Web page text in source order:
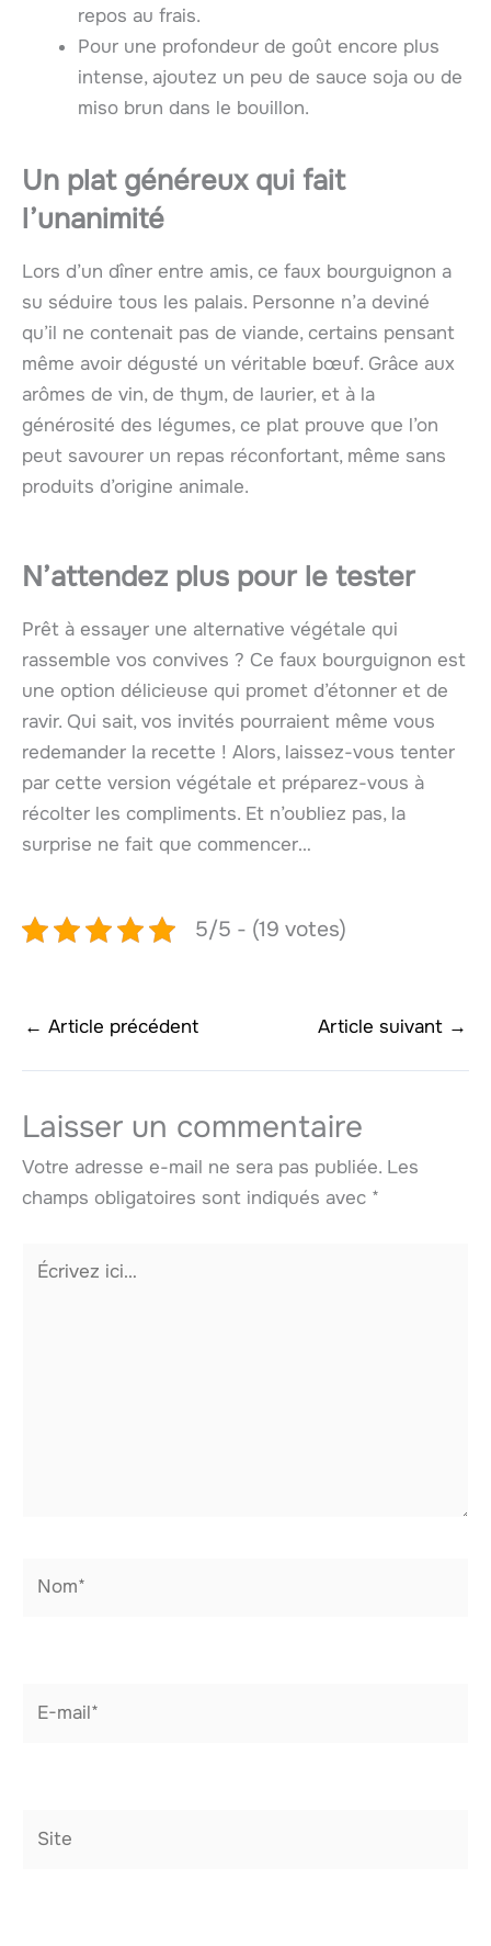
repos au frais.
Pour une profondeur de goût encore plus
intense, ajoutez un peu de sauce soja ou de
miso brun dans le bouillon.
Un plat généreux qui fait
l’unanimité
Lors d’un dîner entre amis, ce faux bourguignon a
su séduire tous les palais. Personne n’a deviné
qu’il ne contenait pas de viande, certains pensant
même avoir dégusté un véritable bœuf. Grâce aux
arômes de vin, de thym, de laurier, et à la
générosité des légumes, ce plat prouve que l’on
peut savourer un repas réconfortant, même sans
produits d’origine animale.
N’attendez plus pour le tester
Prêt à essayer une alternative végétale qui
rassemble vos convives ? Ce faux bourguignon est
une option délicieuse qui promet d’étonner et de
ravir. Qui sait, vos invités pourraient même vous
redemander la recette ! Alors, laissez-vous tenter
par cette version végétale et préparez-vous à
récolter les compliments. Et n’oubliez pas, la
surprise ne fait que commencer…
5/5 - (19 votes)
← Article précédent Article suivant →
Laisser un commentaire
Votre adresse e-mail ne sera pas publiée. Les
champs obligatoires sont indiqués avec *
Écrivez